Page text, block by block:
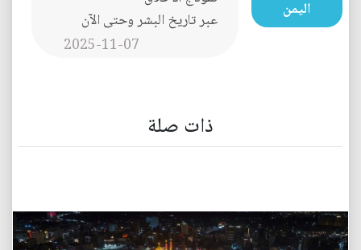
اليمن
عبر تاريخ البشر وحتى الآن
2025-11-07
ذات صلة